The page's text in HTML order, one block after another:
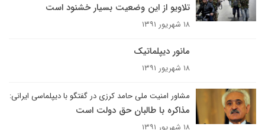
تلاویو از این وضعیت بسیار خشنود است
۱۸ شهریور ۱۳۹۱
مانور دیپلماتیک
۱۸ شهریور ۱۳۹۱
مشاور امنیت ملی حامد کرزی در گفتگو با دیپلماسی ایرانی:
مذاکره با طالبان حق دولت است
۱۸ شهریور ۱۳۹۱